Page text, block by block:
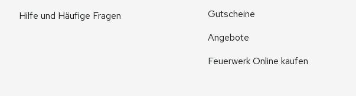
Hilfe und Häufige Fragen
Gutscheine
Angebote
Feuerwerk Online kaufen